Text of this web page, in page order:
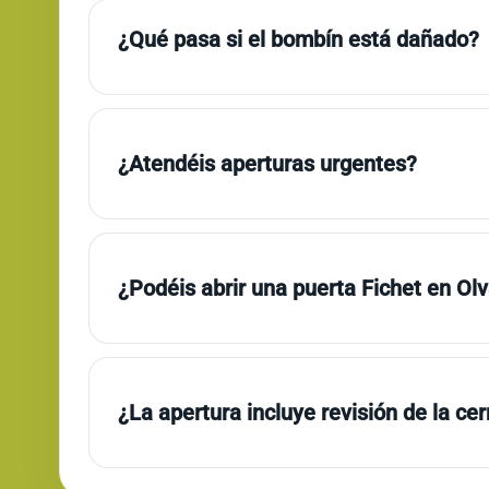
¿Qué pasa si el bombín está dañado?
¿Atendéis aperturas urgentes?
¿Podéis abrir una puerta Fichet en
¿La apertura incluye revisión de la